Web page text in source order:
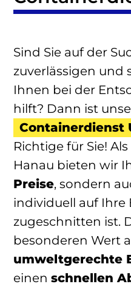
Sind Sie auf der
zuverlässigen und
Ihnen bei der
hilft? Dann ist
Containerdienst
Richtige für Sie!
Hanau bieten wir
Preise, sondern
individuell auf Ihre
zugeschnitten ist.
besonderen Wert
umweltgerechte
einen schnellen